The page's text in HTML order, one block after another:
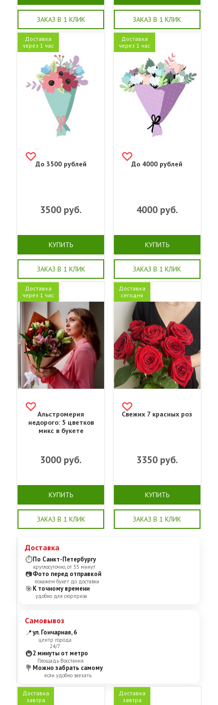
ЗАКАЗ В 1 КЛИК ЗАКАЗ В 1 КЛИК
Доставка
через 1 час
До 3500 рублей
3500 руб.
КУПИТЬ
ЗАКАЗ В 1 КЛИК
Доставка
через 1 час
До 4000 рублей
4000руб.
КУПИТЬ
ЗАКАЗ В 1 КЛИК
Доставка
через 1 час
Альстромерия
недорого: 5 цветков
микс в букете
3000 руб.
КУПИТЬ
ЗАКАЗ В 1 КЛИК
Доставка
сегодня
Свежих 7 красных роз
3350руб.
КУПИТЬ
ЗАКАЗ В 1 КЛИК
Доставка
⏱По Санкт-Петербургу
круглосуточно, от 55 минут
📷Фото перед отправкой
покажем букет до доставки
🎯К точному времени
удобно для сюрприза
Самовывоз
📍ул. Гончарная, 6
центр города
24/7
🚇2 минуты от метро
Площадь Восстания
💐 Можно забрать самому
если удобно заехать
Доставка
завтра
Доставка
завтра